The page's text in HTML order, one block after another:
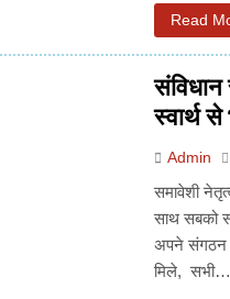
Read
स्वार्थ
Admin
समावेशी
साथ सबको
अपने संगठन
मिले, सभी…